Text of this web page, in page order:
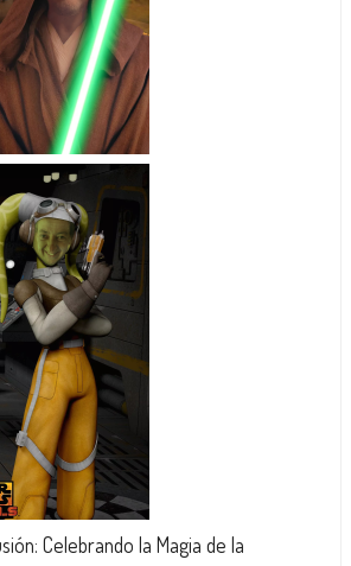
Celebrando la Magia de la